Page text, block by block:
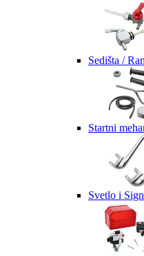
Sedišta /
Startni
Svetlo i